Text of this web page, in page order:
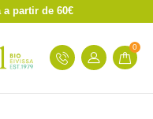
partir de 60€
0